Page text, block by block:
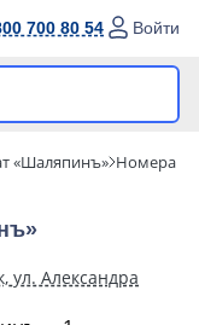
700 80 54 Войти
«Шаляпинъ» Номера
ул. Александра